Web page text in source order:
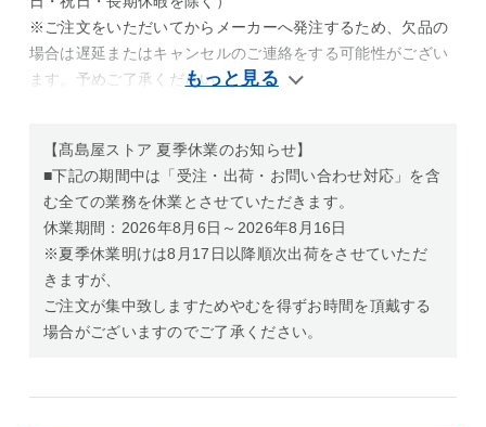
※ご注文をいただいてからメーカーへ発注するため、欠品の
場合は遅延またはキャンセルのご連絡をする可能性がござい
ます。予めご了承ください。
【髙島屋ストア 夏季休業のお知らせ】
■下記の期間中は「受注・出荷・お問い合わせ対応」を含
む全ての業務を休業とさせていただきます。
休業期間：2026年8月6日～2026年8月16日
※夏季休業明けは8月17日以降順次出荷をさせていただ
きますが、
ご注文が集中致しますためやむを得ずお時間を頂戴する
場合がございますのでご了承ください。